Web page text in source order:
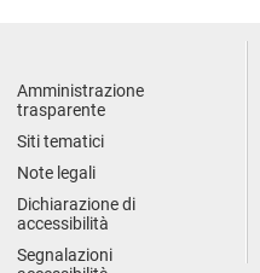
Amministrazione
trasparente
Siti tematici
Note legali
Dichiarazione di
accessibilità
Segnalazioni